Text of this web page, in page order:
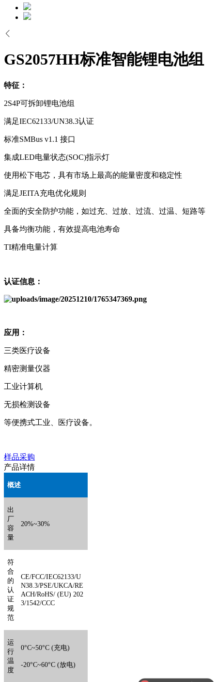
GS2057HH标准智能锂电池组
特征：
2S4P可拆卸锂电池组
满足IEC62133/UN38.3认证
标准SMBus v1.1 接口
集成LED电量状态(SOC)指示灯
使用松下电芯，具有市场上最高的能量密度和稳定性
满足JEITA充电优化规则
全面的安全防护功能，如过充、过放、过流、过温、短路等
具备均衡功能，有效提高电池寿命
TI精准电量计算
认证信息：
应用：
三类医疗设备
精密测量仪器
工业计算机
无损检测设备
等便携式工业、医疗设备。
样品采购
产品详情
概述
出
厂
容
量
20%~30%
符
合
的
认
证
规
范
CE/FCC/IEC62133/U
N38.3/PSE/UKCA/RE
ACH/RoHS/ (EU) 202
3/1542/CCC
运
行
温
度
0°C~50°C (充电)
-20°C~60°C (放电)